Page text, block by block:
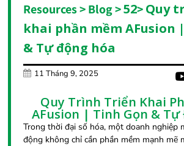
Resources > Blog >52>Quy
khai phần mềm AFusion
& Tự động hóa
11 Tháng 9, 2025
Quy Trình Triển Khai
AFusion | Tinh Gọn & Tự
Trong thời đại số hóa, một doanh nghiệp
động không chỉ cần phần mềm mạnh mẽ